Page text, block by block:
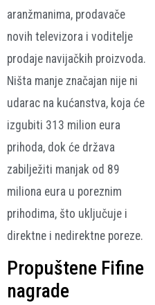
aranžmanima, prodavače
novih televizora i voditelje
prodaje navijačkih proizvoda.
Ništa manje značajan nije ni
udarac na kućanstva, koja će
izgubiti 313 milion eura
prihoda, dok će država
zabilježiti manjak od 89
miliona eura u poreznim
prihodima, što uključuje i
direktne i nedirektne poreze.
Propuštene Fifine
nagrade